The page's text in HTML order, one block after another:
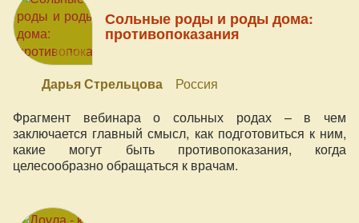
Сольные роды и роды дома:
противопоказания
Дарья Стрельцова
Россия
Фрагмент вебинара о сольных родах – в чем
заключается главный смысл, как подготовиться к ним,
какие могут быть противопоказания, когда
целесообразно обращаться к врачам.